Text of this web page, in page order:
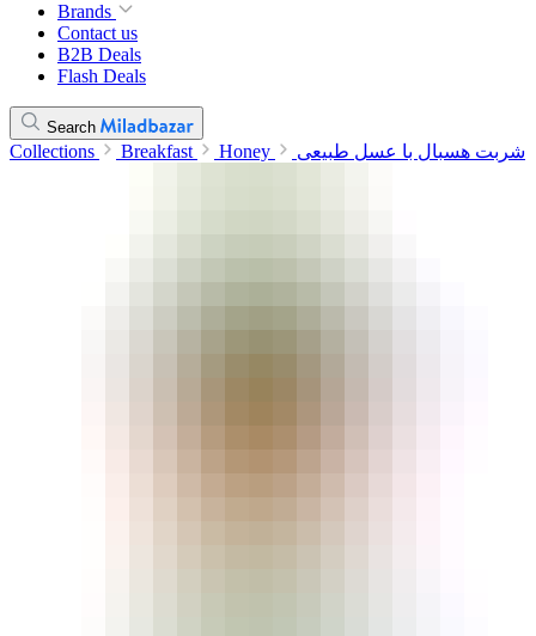
Brands
Contact us
B2B Deals
Flash Deals
Search
Collections Breakfast Honey شربت هسبال با عسل طبیعی